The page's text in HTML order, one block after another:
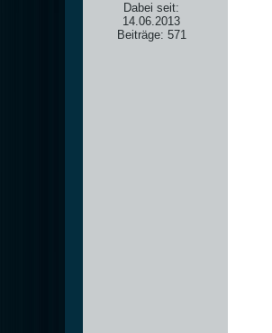
Dabei seit:
14.06.2013
Beiträge: 571